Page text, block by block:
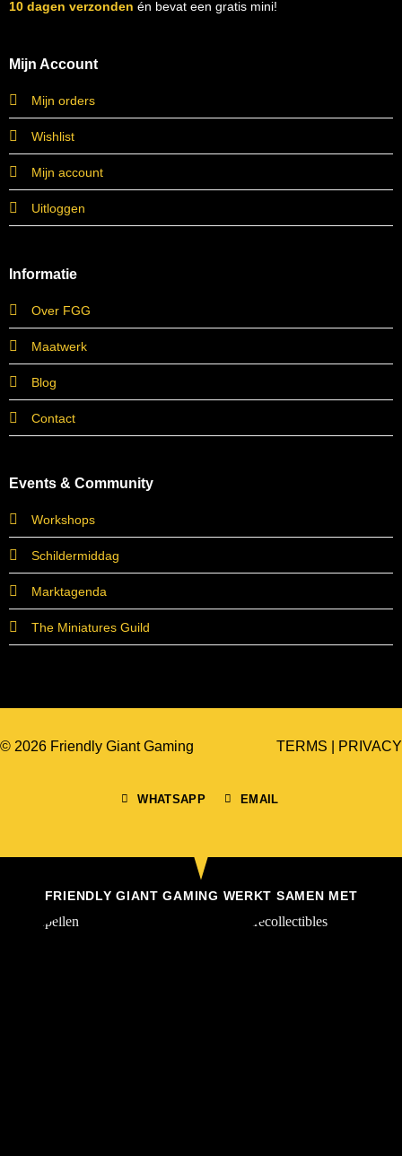
10 dagen verzonden én bevat een gratis mini!
Mijn Account
Mijn orders
Wishlist
Mijn account
Uitloggen
Informatie
Over FGG
Maatwerk
Blog
Contact
Events & Community
Workshops
Schildermiddag
Marktagenda
The Miniatures Guild
© 2026 Friendly Giant Gaming
WHATSAPP EMAIL
TERMS PRIVACY
FRIENDLY GIANT GAMING WERKT SAMEN MET